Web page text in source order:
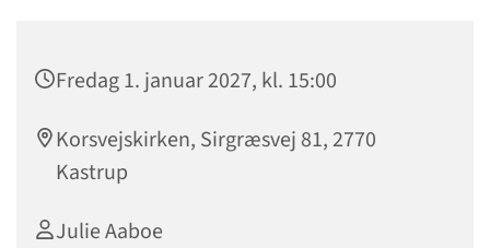
Fredag 1. januar 2027, kl. 15:00
Korsvejskirken, Sirgræsvej 81, 2770
Kastrup
Julie Aaboe